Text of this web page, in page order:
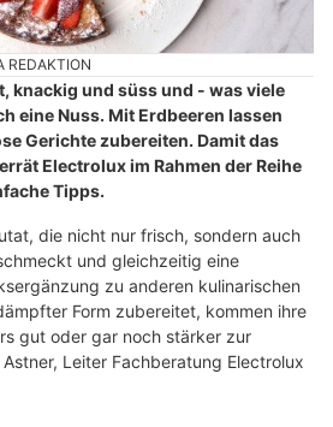
REDAKTION
knackig und süss und - was viele
eine Nuss. Mit Erdbeeren lassen
Gerichte zubereiten. Damit das
Electrolux im Rahmen der Reihe
Tipps.
die nicht nur frisch, sondern auch
und gleichzeitig eine
zu anderen kulinarischen
Form zubereitet, kommen ihre
gut oder gar noch stärker zur
Leiter Fachberatung Electrolux